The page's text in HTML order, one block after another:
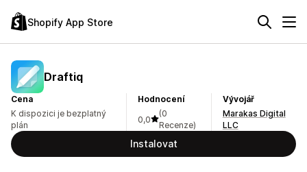
Shopify App Store
Draftiq
Cena
K dispozici je bezplatný
plán
Hodnocení
0,0
(0
Recenze)
Vývojář
Marakas Digital
LLC
Instalovat